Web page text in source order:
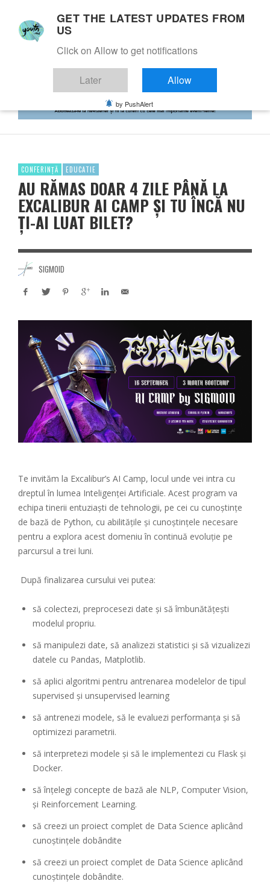
CONFERINȚĂ EDUCATIE
AU RĂMAS DOAR 4 ZILE PÂNĂ LA
EXCALIBUR AI CAMP ȘI TU ÎNCĂ NU
ȚI-AI LUAT BILET?
SIGMOID
Te invităm la Excalibur’s AI Camp, locul unde vei intra cu
dreptul în lumea Inteligenței Artificiale. Acest program va
echipa tinerii entuziaști de tehnologii, pe cei cu cunoștințe
de bază de Python, cu abilitățile și cunoștințele necesare
pentru a explora acest domeniu în continuă evoluție pe
parcursul a trei luni.
După finalizarea cursului vei putea:
să colectezi, preprocesezi date și să îmbunătățești
modelul propriu.
să manipulezi date, să analizezi statistici și să vizualizezi
datele cu Pandas, Matplotlib.
să aplici algoritmi pentru antrenarea modelelor de tipul
supervised și unsupervised learning
să antrenezi modele, să le evaluezi performanța și să
optimizezi parametrii.
să interpretezi modele și să le implementezi cu Flask și
Docker.
să înțelegi concepte de bază ale NLP, Computer Vision,
și Reinforcement Learning.
să creezi un proiect complet de Data Science aplicând
cunoștințele dobândite
să creezi un proiect complet de Data Science aplicând
cunoștințele dobândite.
GET THE LATEST UPDATES FROM
US
Click on Allow to get notifications
Later Allow
by PushAlert